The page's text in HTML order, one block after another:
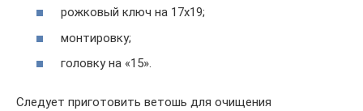
рожковый ключ на 17х19;
монтировку;
головку на «15».
Следует приготовить ветошь для очищения